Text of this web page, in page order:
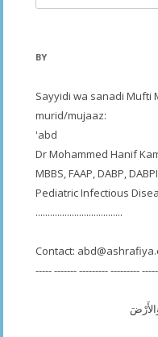
for:
BY
Sayyidi wa sanadi Mufti
murid/mujaaz:
'abd
Dr Mohammed Hanif
MBBS, FAAP, DABP,
Pediatric Infectious
....................................
Contact:
----- ------- --------- ---------